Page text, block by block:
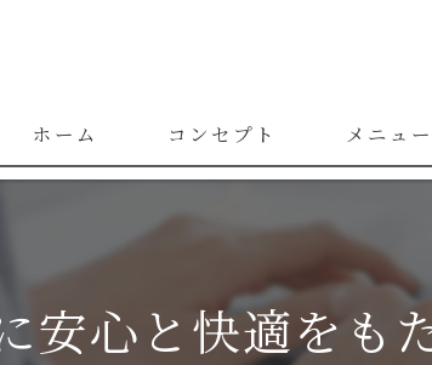
ホーム コンセプト メニュー
安心と快適をも